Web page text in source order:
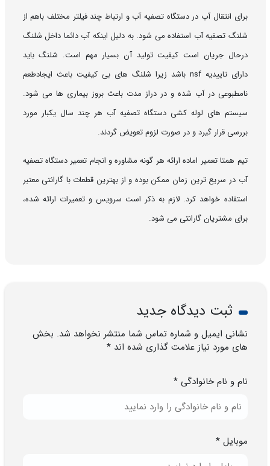
برای انتقال آب در دستگاه تصفیه آب و ارتباط چند فیلتر مختلف باهم از
شلنگ تصفیه آب استفاده می شود. به دلیل اینکه آب دائما داخل شلنگ
درحال جریان است کیفیت تولید آن بسیار مهم است. شلنگ باید
دارای تاییدیه nsf باشد زیرا شلنگ های بی کیفیت باعث ایجادطعم
نامطبوعی در آب شده و در دراز مدت باعث بروز بیماری ها می شود.
سیستم های لوله کشی دستگاه تصفیه آب هر چند سال یکبار مورد
بررسی قرار گیرد و در صورت لزوم تعویض گردند.
تیم همتا تعمیر اماده ارائه هر گونه مشاوره و انجام تعمیر دستگاه تصفیه
آب در سریع ترین زمان ممکن بوده و از بهترین قطعات با گارانتی معتبر
استفاده خواهد کرد. لازم به ذکر است سرویس و تعمیرات ارائه شده،
برای مشتریان گارانتی می شود.
ثبت دیدگاه جدید
نشانی ایمیل و شماره تماس شما منتشر نخواهد شد. بخش
های مورد نیاز علامت گذاری شده اند *
نام و نام خانوادگی *
موبایل *